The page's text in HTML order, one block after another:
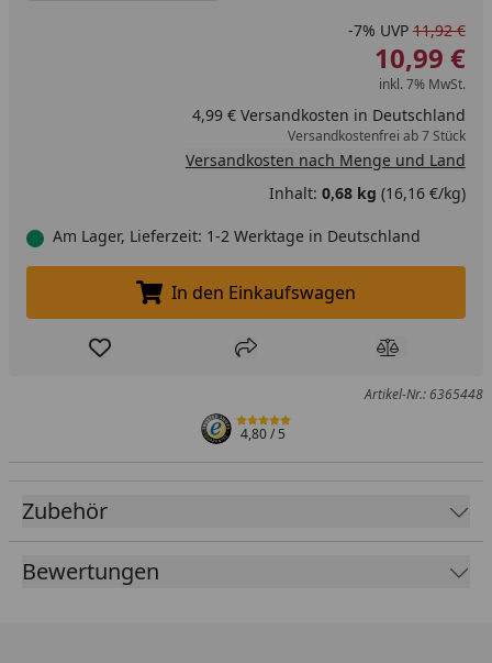
-7% UVP 11,92 €
10,99 €
inkl. 7% MwSt.
4,99 € Versandkosten in Deutschland
Versandkostenfrei ab 7 Stück
Versandkosten nach Menge und Land
Inhalt: 0,68 kg (16,16 €/kg)
Am Lager, Lieferzeit: 1-2 Werktage in Deutschland
In den Einkaufswagen legen
In den Einkaufswagen
Produkt zur Wunschliste hinzufügen
Teilen Produkt
Artikel-Nr.: 6365448
4,80/ 5
Zubehör
Bewertungen